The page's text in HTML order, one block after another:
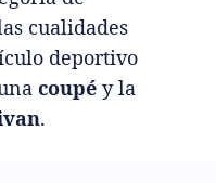
cualidades
deportivo
coupé y la
.